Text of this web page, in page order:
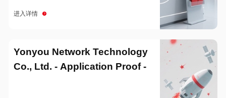
进入详情
Yonyou Network Technology
Co., Ltd. - Application Proof -